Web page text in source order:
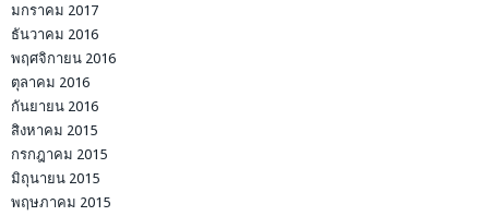
มกราคม 2017
ธันวาคม 2016
พฤศจิกายน 2016
ตุลาคม 2016
กันยายน 2016
สิงหาคม 2015
กรกฎาคม 2015
มิถุนายน 2015
พฤษภาคม 2015